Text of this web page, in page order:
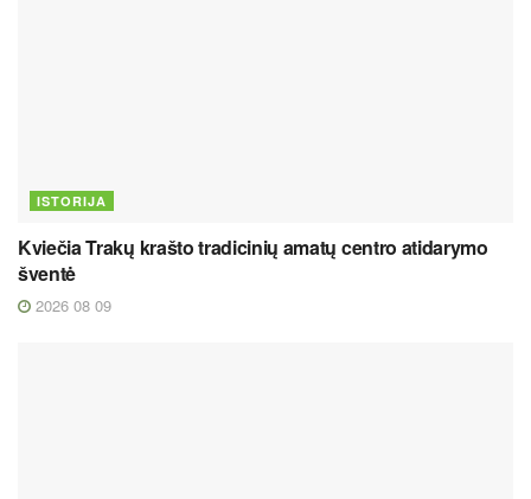
ISTORIJA
Kviečia Trakų krašto tradicinių amatų centro atidarymo
šventė
2026 08 09